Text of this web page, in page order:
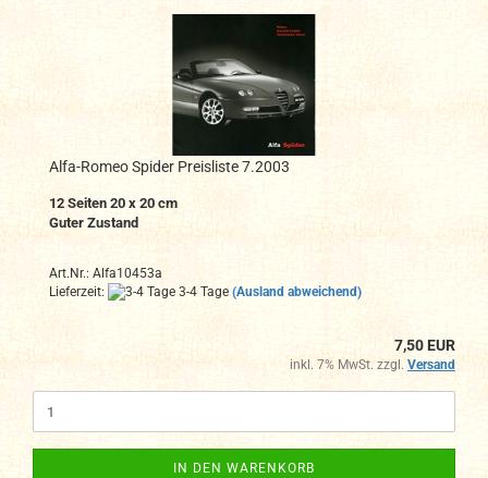
Alfa-Romeo Spider Preisliste 7.2003
12 Seiten 20 x 20 cm
Guter Zustand
Art.Nr.: Alfa10453a
Lieferzeit:
3-4 Tage (Ausland abweichend)
7,50 EUR
inkl. 7% MwSt. zzgl. Versand
IN DEN WARENKORB